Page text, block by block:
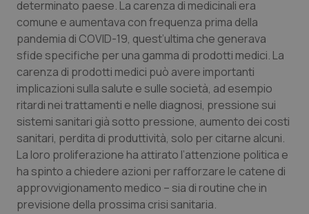
Puglia
Sardegna
Sicilia
Toscana
Umbria
Valle D’Aosta
Malattie rare
Malattia di Crohn & Rettocolite Ulcerosa
Neuroscienze & patologie neurodegenerative
Obesità
Oftalmologia
Oncodermatologia
determinato paese. La carenza di medicinali era
comune e aumentava con frequenza prima della
pandemia di COVID-19, quest’ultima che generava
sfide specifiche per una gamma di prodotti medici. La
carenza di prodotti medici può avere importanti
implicazioni sulla salute e sulle società, ad esempio
ritardi nei trattamenti e nelle diagnosi, pressione sui
sistemi sanitari già sotto pressione, aumento dei costi
sanitari, perdita di produttività, solo per citarne alcuni.
La loro proliferazione ha attirato l’attenzione politica e
ha spinto a chiedere azioni per rafforzare le catene di
approvvigionamento medico – sia di routine che in
previsione della prossima crisi sanitaria.